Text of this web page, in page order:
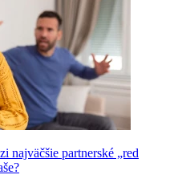
najväčšie partnerské „red